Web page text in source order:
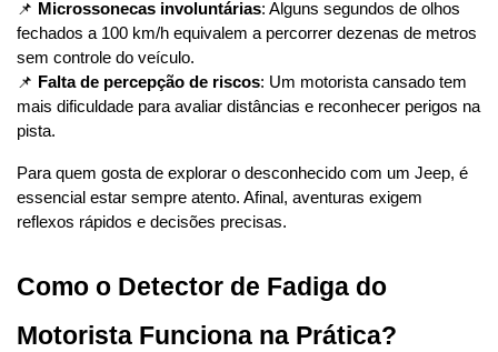
📌 Microssonecas involuntárias: Alguns segundos de olhos
fechados a 100 km/h equivalem a percorrer dezenas de metros
sem controle do veículo.
📌 Falta de percepção de riscos: Um motorista cansado tem
mais dificuldade para avaliar distâncias e reconhecer perigos na
pista.
Para quem gosta de explorar o desconhecido com um Jeep, é
essencial estar sempre atento. Afinal, aventuras exigem
reflexos rápidos e decisões precisas.
Como o Detector de Fadiga do
Motorista Funciona na Prática?